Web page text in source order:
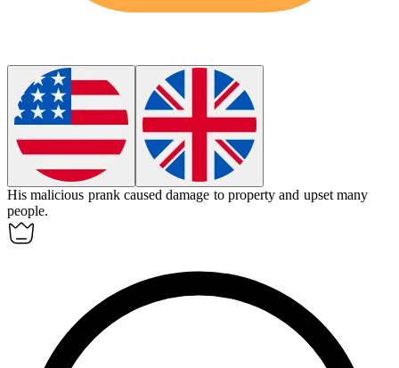
Hismalicious prank caused damage to property and upset many
people.